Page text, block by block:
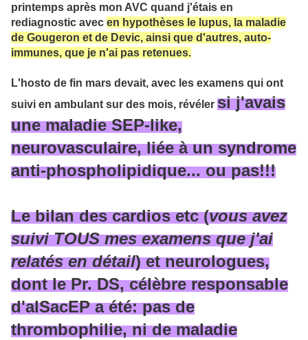
printemps après mon AVC quand j'étais en
rediagnostic avec en hypothèses le lupus, la maladie
de Gougeron et de Devic, ainsi que d'autres, auto-
immunes, que je n'ai pas retenues.
L'hosto de fin mars devait, avec les examens qui ont
suivi en ambulant sur des mois, révéler si j'avais
une maladie SEP-like,
neurovasculaire, liée à un syndrome
anti-phospholipidique... ou pas!!!
Le bilan des cardios etc (vous avez
suivi TOUS mes examens que j'ai
relatés en détail) et neurologues,
dont le Pr. DS, célèbre responsable
d'alSacEP a été: pas de
thrombophilie, ni de maladie